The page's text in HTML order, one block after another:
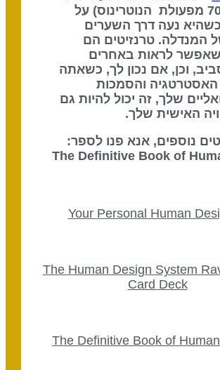
לשמש (70% מפעולת הנוטרינוס) על
נעה דרך השערים
המנדלה. טרנזיטים הם
לראות באחרים
וכן, אם נכון לך, כשאתה
והסמכות
שלך, זה יכול להיות גם
האישית שלך.
נוספים, אנא פנו לספר:
The Definitive Book of
Your Personal Human
The Human Design System
Card Deck
The Definitive Book of